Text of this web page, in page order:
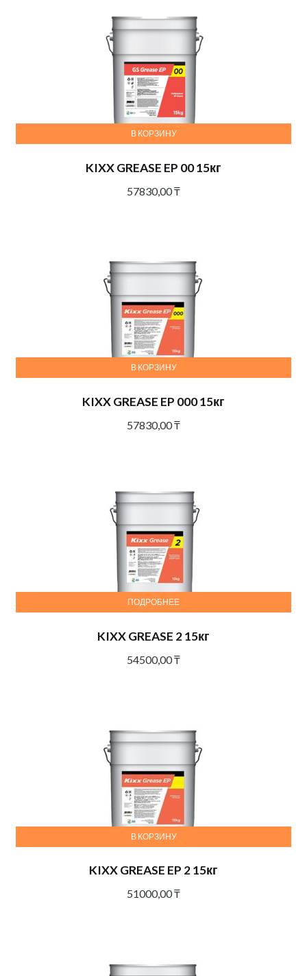
KIXX GREASE EP 00 15кг
57830,00₸
В КОРЗИНУ
KIXX GREASE EP 000 15кг
57830,00₸
В КОРЗИНУ
KIXX GREASE 2 15кг
54500,00₸
ПОДРОБНЕЕ
KIXX GREASE EP 2 15кг
51000,00₸
В КОРЗИНУ